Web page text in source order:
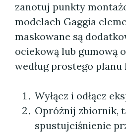
zanotuj punkty
modelach Gaggia
maskowane są
ociekową lub gumową
według prostego
Wyłącz i odłącz
Opróżnij zbiornik,
spustujciśnienie